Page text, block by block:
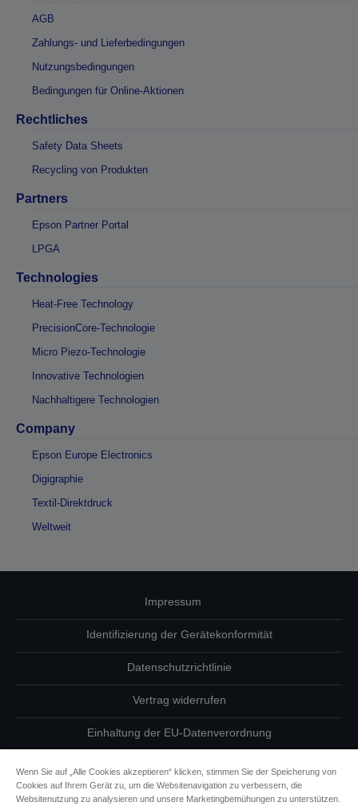
AGB
Zahlungs- und Lieferbedingungen
Nutzungsbedingungen
Bedingungen für Online-Aktionen
Rechtliches
Safety Data Sheets
Recycling von Produkten
Partners
Epson Partner Portal
LPGA
Technologies
Heat-Free Technology
PrecisionCore-Technologie
Micro Piezo-Technologie
Innovative Technologien
Nachhaltigere Technologien
Company
Epson Europe Electronics
Digigraphie
Textil-Direktdruck
Weltweit
Impressum
Identifizierung der Gerätekonformität
Datenschutzrichtlinie
Vertrag widerrufen
Einhaltung der EU-Datenverordnung
Informationen zu Cookies
Wenn Sie auf „Alle Cookies akzeptieren“ klicken, stimmen Sie der Speicherung von
Cookies auf Ihrem Gerät zu, um die Websitenavigation zu verbessern, die
Websitenutzung zu analysieren und unsere Marketingbemühungen zu unterstützen.